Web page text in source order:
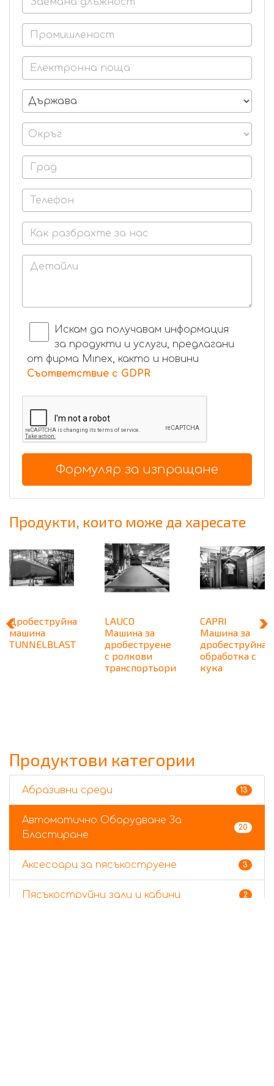
Искам да получавам информация
за продукти и услуги, предлагани
от фирма Minex, както и новини
Съответствие с GDPR
Формуляр за изпращане
Продукти, които може да харесате
Дробеструйна
машина
TUNNELBLAST
LAUCO
Машина за
дробеструене
с ролкови
транспортьори
CAPRI
Машина за
дробеструйна
обработка с
кука
Продуктови категории
Абразивни среди 13
Автоматично Оборудване За
Бластиране
20
Аксесоари за пясъкоструене 3
Пясъкоструйни зали и кабини 2